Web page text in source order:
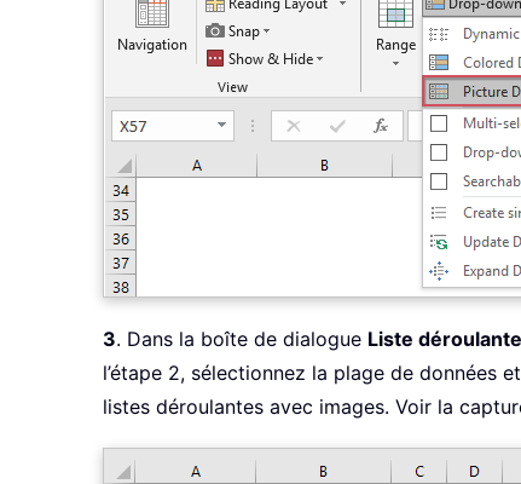
3. Dans la boîte de dialogue Liste
l’étape 2, sélectionnez la plage de données
listes déroulantes avec images. Voir la